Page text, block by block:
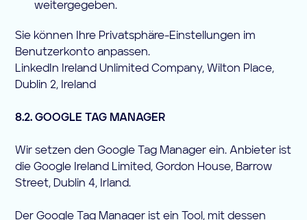
weitergegeben.
Sie können Ihre Privatsphäre-Einstellungen im
Benutzerkonto anpassen.
LinkedIn Ireland Unlimited Company, Wilton Place,
Dublin 2, Ireland
8.2. GOOGLE TAG MANAGER
Wir setzen den Google Tag Manager ein. Anbieter ist
die Google Ireland Limited, Gordon House, Barrow
Street, Dublin 4, Irland.
Der Google Tag Manager ist ein Tool, mit dessen